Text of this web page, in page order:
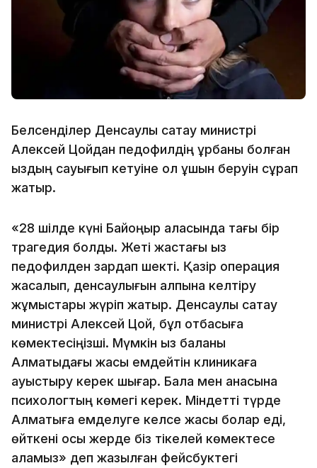
Белсенділер Денсаулық сақтау министрі
Алексей Цойдан педофилдің құрбаны болған
қыздың сауығып кетуіне қол ұшын беруін сұрап
жатыр.
«28 шілде күні Байқоңыр қаласында тағы бір
трагедия болды. Жеті жастағы қыз
педофилден зардап шекті. Қазір операция
жасалып, денсаулығын қалпына келтіру
жұмыстары жүріп жатыр. Денсаулық сақтау
министрі Алексей Цой, бұл отбасыға
көмектесіңізші. Мүмкін қыз баланы
Алматыдағы жақсы емдейтін клиникаға
ауыстыру керек шығар. Бала мен анасына
психологтың көмегі керек. Міндетті түрде
Алматыға емделуге келсе жақсы болар еді,
өйткені осы жерде біз тікелей көмектесе
аламыз» деп жазылған фейсбуктегі